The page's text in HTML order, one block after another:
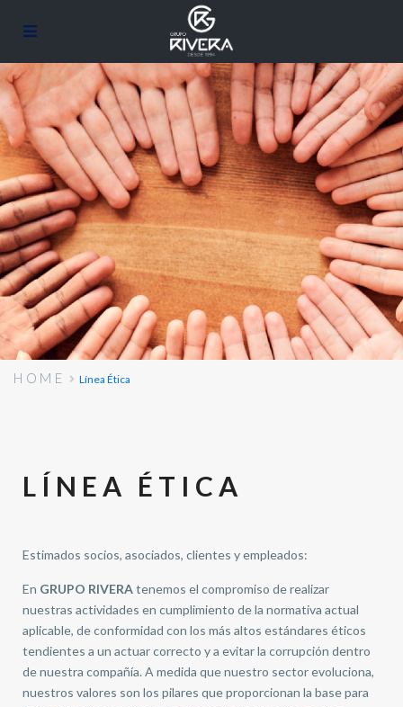
HOME Línea Ética
LÍNEA ÉTICA
Estimados socios, asociados, clientes y empleados:
En GRUPO RIVERAtenemos el compromiso de realizar
nuestras actividades en cumplimiento de la normativa actual
aplicable, de conformidad con los más altos estándares éticos
tendientes a un actuar correcto y a evitar la corrupción dentro
de nuestra compañía. A medida que nuestro sector evoluciona,
nuestros valores son los pilares que proporcionan la base para